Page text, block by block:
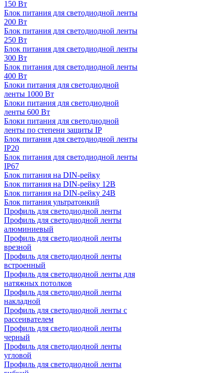
150 Вт
Блок питания для светодиодной ленты
200 Вт
Блок питания для светодиодной ленты
250 Вт
Блок питания для светодиодной ленты
300 Вт
Блок питания для светодиодной ленты
400 Вт
Блоки питания для светодиодной
ленты 1000 Вт
Блоки питания для светодиодной
ленты 600 Вт
Блоки питания для светодиодной
ленты по степени защиты IP
Блок питания для светодиодной ленты
IP20
Блок питания для светодиодной ленты
IP67
Блок питания на DIN-рейку
Блок питания на DIN-рейку 12В
Блок питания на DIN-рейку 24В
Блок питания ультратонкий
Профиль для светодиодной ленты
Профиль для светодиодной ленты
алюминиевый
Профиль для светодиодной ленты
врезной
Профиль для светодиодной ленты
встроенный
Профиль для светодиодной ленты для
натяжных потолков
Профиль для светодиодной ленты
накладной
Профиль для светодиодной ленты с
рассеивателем
Профиль для светодиодной ленты
черный
Профиль для светодиодной ленты
угловой
Профиль для светодиодной ленты